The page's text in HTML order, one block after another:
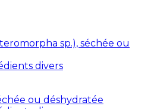
sp.), séchée ou
divers
ou déshydratée